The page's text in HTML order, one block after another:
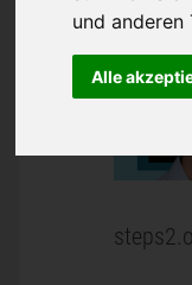
und anderen
Alle